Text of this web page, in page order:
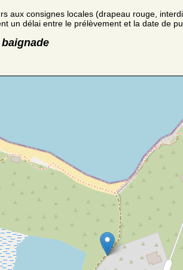
aux consignes locales (drapeau rouge,
un délai entre le prélèvement et la date de